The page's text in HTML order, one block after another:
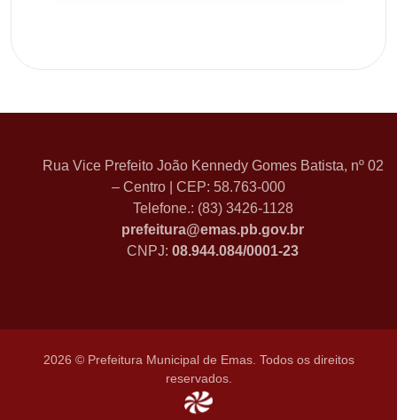
Rua Vice Prefeito João Kennedy Gomes Batista, nº 02
– Centro | CEP: 58.763-000
Telefone.: (83) 3426-1128
prefeitura@emas.pb.gov.br
CNPJ: 08.944.084/0001-23
2026 © Prefeitura Municipal de Emas. Todos os direitos
reservados.